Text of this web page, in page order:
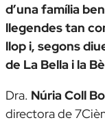
d’una família
llegendes tan
llop i, segons
de La Bella i la
Dra. Núria Coll
directora de